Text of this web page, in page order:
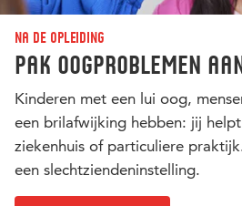
Na de opleiding
Pak oogproblemen
Kinderen met een lui oog,
een brilafwijking hebben: jij
ziekenhuis of particuliere
een slechtziendeninstelling.